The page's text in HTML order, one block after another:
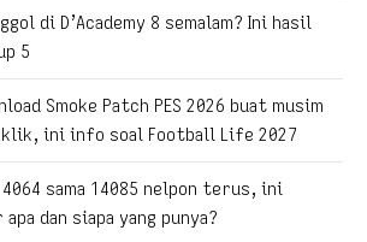
di D’Academy 8 semalam? Ini hasil
5
Smoke Patch PES 2026 buat musim
klik, ini info soal Football Life 2027
sama 14085 nelpon terus, ini
dan siapa yang punya?